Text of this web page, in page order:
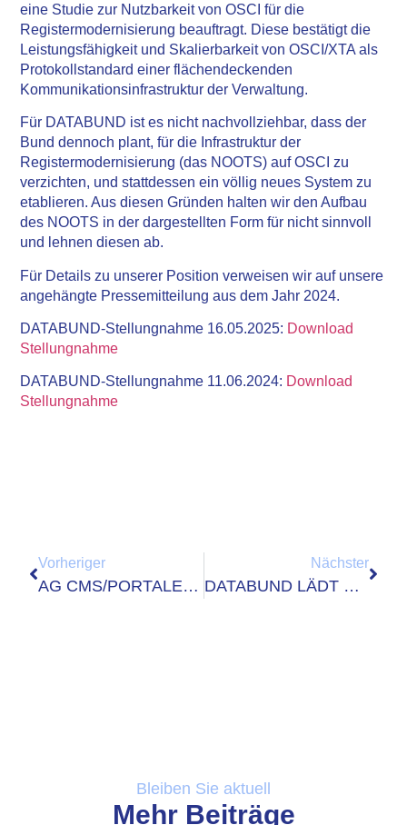
eine Studie zur Nutzbarkeit von OSCI für die
Registermodernisierung beauftragt. Diese bestätigt die
Leistungsfähigkeit und Skalierbarkeit von OSCI/XTA als
Protokollstandard einer flächendeckenden
Kommunikationsinfrastruktur der Verwaltung.
Für DATABUND ist es nicht nachvollziehbar, dass der
Bund dennoch plant, für die Infrastruktur der
Registermodernisierung (das NOOTS) auf OSCI zu
verzichten, und stattdessen ein völlig neues System zu
etablieren. Aus diesen Gründen halten wir den Aufbau
des NOOTS in der dargestellten Form für nicht sinnvoll
und lehnen diesen ab.
Für Details zu unserer Position verweisen wir auf unsere
angehängte Pressemitteilung aus dem Jahr 2024.
DATABUND-Stellungnahme 16.05.2025: Download
Stellungnahme
DATABUND-Stellungnahme 11.06.2024: Download
Stellungnahme
Vorheriger
AG CMS/PORTALE TAGT BEI NEXTGOV IT / REGIO IT IN GÜTERSLOH
Nächster
DATABUND LÄDT ZUR OFFENEN VORSTANDSSITZUNG UND GRÜNDET AG KI
Bleiben Sie aktuell
Mehr Beiträge